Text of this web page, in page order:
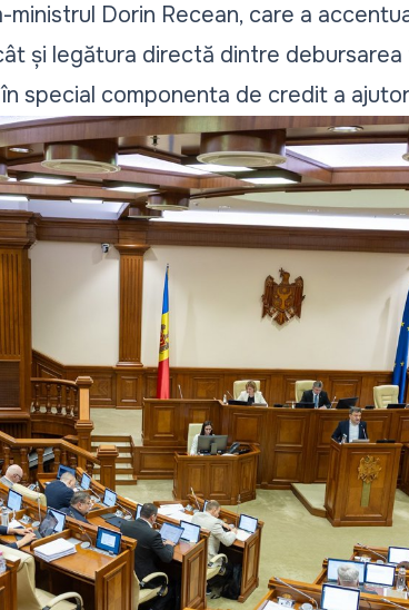
Dorin Recean, care a
și legătura directă dintre
special componenta de credit a